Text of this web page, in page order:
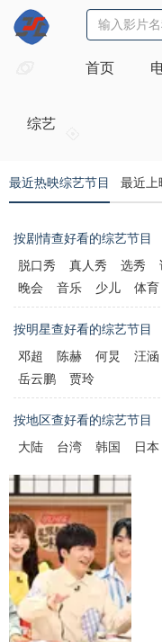
首页
综艺
最近热映综艺节目 最近上
按剧情查好看的综艺节目
脱口秀
真人秀 选秀
晚会
音乐 少儿 体育
按明星查好看的综艺节目
邓超
陈赫 何炅 汪涵
岳云鹏
贾玲
按地区查好看的综艺节目
大陆
台湾 韩国 日本